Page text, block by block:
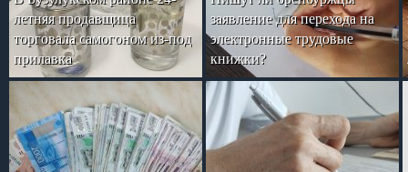
летняя продавщица
торговала самогоном из-под
прилавка
заявление для перехода на
электронные трудовые
книжки?